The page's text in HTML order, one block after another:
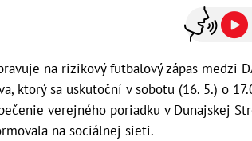
na rizikový futbalový zápas medzi
ktorý sa uskutoční v sobotu (16. 5.) o
verejného poriadku v Dunajskej
na sociálnej sieti.